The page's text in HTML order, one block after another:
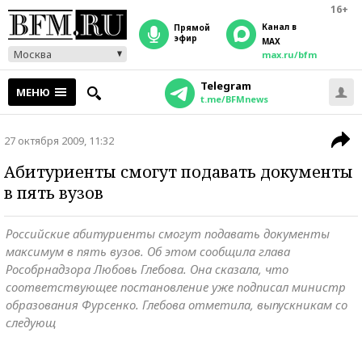
16+
Москва
прямой
эфир
Канал в
MAX
max.ru/bfm
МЕНЮ Telegram
t.me/BFMnews
27 октября 2009, 11:32
Абитуриенты смогут подавать документы
в пять вузов
Российские абитуриенты смогут подавать документы
максимум в пять вузов. Об этом сообщила глава
Рособрнадзора Любовь Глебова. Она сказала, что
соответствующее постановление уже подписал министр
образования Фурсенко. Глебова отметила, выпускникам со
следующ